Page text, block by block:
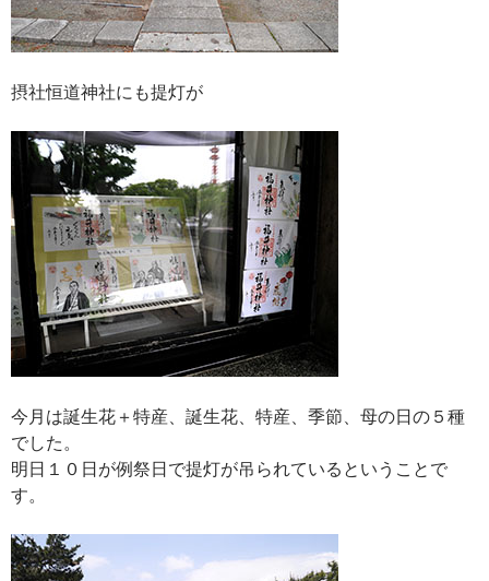
摂社恒道神社にも提灯が
今月は誕生花＋特産、誕生花、特産、季節、母の日の５種
でした。
明日１０日が例祭日で提灯が吊られているということで
す。